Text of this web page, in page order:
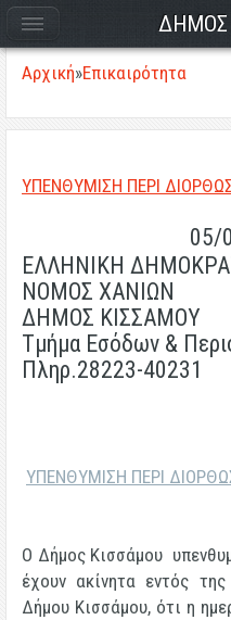
Αρχική»Επικαιρότητα
ΥΠΕΝΘΥΜΙΣΗ ΠΕΡΙ
05/
ΕΛΛΗΝΙΚΗ
ΝΟΜΟΣ ΧΑΝΙΩΝ
ΔΗΜΟΣ ΚΙΣΣΑΜΟΥ
Τμήμα Εσόδων &
Πληρ.28223-40231
ΥΠΕΝΘΥΜΙΣΗ ΠΕΡΙ
Ο Δήμος Κισσάμου
έχουν ακίνητα εντός
Δήμου Κισσάμου, ότι η
ΔΗΜΟΣ